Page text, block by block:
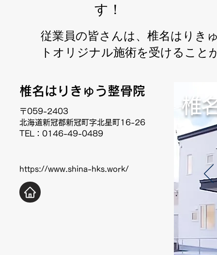
す！
従業員の皆さんは、椎名はりき
トオリジナル施術を受けること
椎名はりきゅう整骨院
〒059-2403
北海道新冠郡新冠町字北星町16-26
TEL：0146-49-0489
https://www.shina-hks.work/
椎